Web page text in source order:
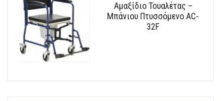
Αμαξίδιο Τουαλέτας –
Μπάνιου Πτυσσόμενο AC-
32F